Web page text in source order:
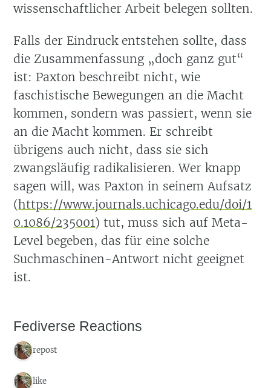
wissenschaftlicher Arbeit belegen sollten.
Falls der Eindruck entstehen sollte, dass
die Zusammenfassung „doch ganz gut“
ist: Paxton beschreibt nicht, wie
faschistische Bewegungen an die Macht
kommen, sondern was passiert, wenn sie
an die Macht kommen. Er schreibt
übrigens auch nicht, dass sie sich
zwangsläufig radikalisieren. Wer knapp
sagen will, was Paxton in seinem Aufsatz
(https://www.journals.uchicago.edu/doi/1
0.1086/235001) tut, muss sich auf Meta-
Level begeben, das für eine solche
Suchmaschinen-Antwort nicht geeignet
ist.
Fediverse Reactions
1 repost
1 like